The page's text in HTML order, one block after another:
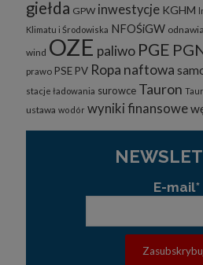
giełda GPW inwestycje KGHM
Klimatu i Środowiska NFOŚiGW
wind OZE paliwo PGE
prawo PSE PV Ropa naftowa
stacje ładowania surowce Tauron
ustawa wodór wyniki finansowe
E-mail*